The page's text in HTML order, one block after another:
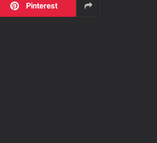
Pinterest